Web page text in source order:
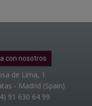
con nosotros
de Lima, 1
- Madrid (Spain)
91 630 64 99